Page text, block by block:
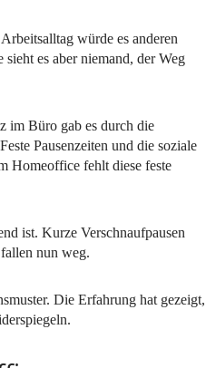
würde es anderen
es aber niemand, der Weg
im Büro gab es durch die
Pausenzeiten und die soziale
Homeoffice fehlt diese feste
ist. Kurze Verschnaufpausen
nun weg.
Die Erfahrung hat gezeigt,